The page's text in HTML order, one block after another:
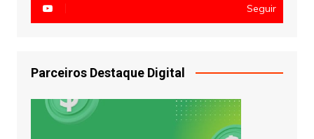
Seguir
Parceiros Destaque Digital